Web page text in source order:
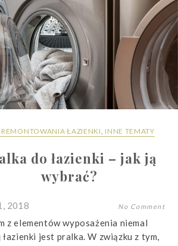
ŁAZIENKI INNE TEMATY
do łazienki – jak ją
wybrać?
2018 No Comment
z elementów wyposażenia niemal
łazienki jest pralka. W związku z tym,